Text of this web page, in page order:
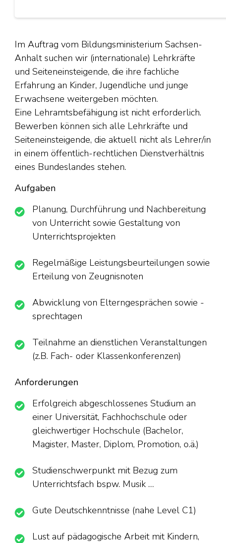
Im Auftrag vom Bildungsministerium Sachsen-
Anhalt suchen wir (internationale) Lehrkräfte
und Seiteneinsteigende, die ihre fachliche
Erfahrung an Kinder, Jugendliche und junge
Erwachsene weitergeben möchten.
Eine Lehramtsbefähigung ist nicht erforderlich.
Bewerben können sich alle Lehrkräfte und
Seiteneinsteigende, die aktuell nicht als Lehrer/in
in einem öffentlich-rechtlichen Dienstverhältnis
eines Bundeslandes stehen.
Aufgaben
Planung, Durchführung und Nachbereitung
von Unterricht sowie Gestaltung von
Unterrichtsprojekten
Regelmäßige Leistungsbeurteilungen sowie
Erteilung von Zeugnisnoten
Abwicklung von Elterngesprächen sowie -
sprechtagen
Teilnahme an dienstlichen Veranstaltungen
(z.B. Fach- oder Klassenkonferenzen)
Anforderungen
Erfolgreich abgeschlossenes Studium an
einer Universität, Fachhochschule oder
gleichwertiger Hochschule (Bachelor,
Magister, Master, Diplom, Promotion, o.ä.)
Studienschwerpunkt mit Bezug zum
Unterrichtsfach bspw. Musik …
Gute Deutschkenntnisse (nahe Level C1)
Lust auf pädagogische Arbeit mit Kindern,